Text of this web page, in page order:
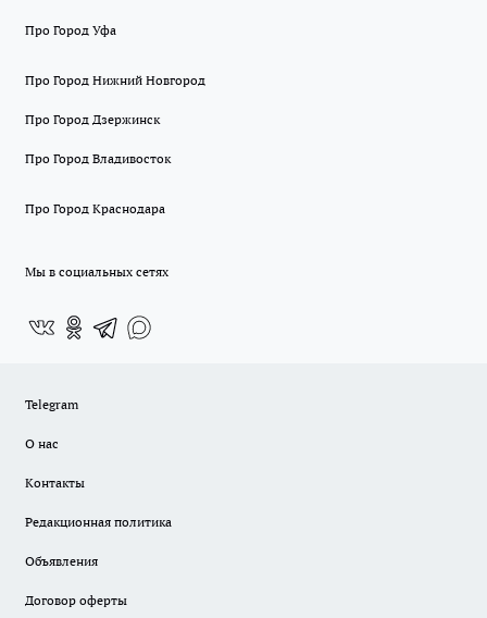
Про Город Уфа
Про Город Нижний Новгород
Про Город Дзержинск
Про Город Владивосток
Про Город Краснодара
Мы в социальных сетях
Telegram
О нас
Контакты
Редакционная политика
Объявления
Договор оферты